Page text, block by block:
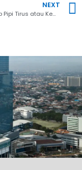
NEXT
8 Penyebab Pipi Tirus atau Kempot dan Cara Mengatasinya